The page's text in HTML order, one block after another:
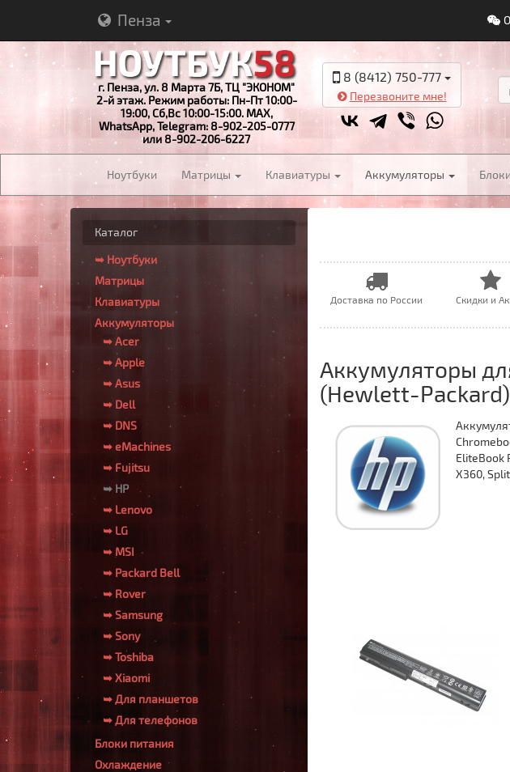
Пенза
г. Пенза, ул. 8 Марта 7Б, ТЦ "ЭКОНОМ"
2-й этаж. Режим работы: Пн-Пт 10:00-
19:00, Сб,Вс 10:00-15:00. MAX,
WhatsApp, Telegram: 8-902-205-0777
или 8-902-206-6227
8 (8412) 750-777
Перезвоните мне!
Ноутбуки Матрицы Клавиатуры Аккумуляторы
Каталог
➥ Ноутбуки
Матрицы
Клавиатуры
Аккумуляторы
➥ Acer
➥ Apple
➥ Asus
➥ Dell
➥ DNS
➥ eMachines
➥ Fujitsu
➥ HP
➥ Lenovo
➥ LG
➥ MSI
➥ Packard Bell
➥ Rover
➥ Samsung
➥ Sony
➥ Toshiba
➥ Xiaomi
➥ Для планшетов
➥ Для телефонов
Блоки питания
Охлаждение
Доставка по России Скидки и
Аккумуляторы
(Hewlett-
EliteBook
X360,